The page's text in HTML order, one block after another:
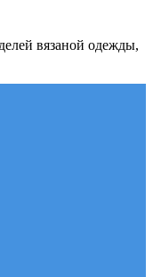
вязаной одежды,